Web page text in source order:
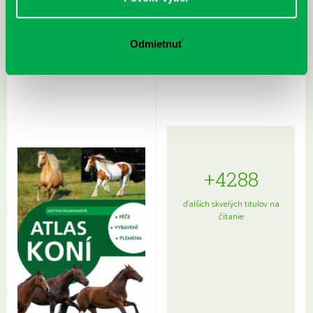
Odmietnuť
Rudź, Przemyslaw: Atlas hviezd:
Hardy, Paula: Japonsko na tanieri:
+4288
ďalších skvelých titulov na
čítanie